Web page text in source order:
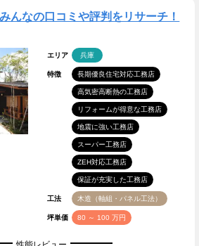
んなの口コミや評判をリサーチ！
エリア 兵庫
特徴 長期優良住宅対応工務店
高気密高断熱の工務店
リフォームが得意な工務店
地震に強い工務店
スーパー工務店
ZEH対応工務店
保証が充実した工務店
工法 木造（軸組・パネル工法）
坪単価 80 ～ 100 万円